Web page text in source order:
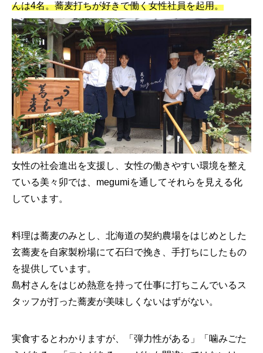
んは4名。蕎麦打ちが好きで働く女性社員を起用。
女性の社会進出を支援し、女性の働きやすい環境を整え
ている美々卯では、megumiを通してそれらを見える化
しています。
料理は蕎麦のみとし、北海道の契約農場をはじめとした
玄蕎麦を自家製粉場にて石臼で挽き、手打ちにしたもの
を提供しています。
島村さんをはじめ熱意を持って仕事に打ちこんでいるス
タッフが打った蕎麦が美味しくないはずがない。
実食するとわかりますが、「弾力性がある」「噛みごた